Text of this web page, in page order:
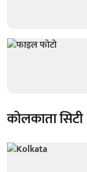
कोलकाता सिटी